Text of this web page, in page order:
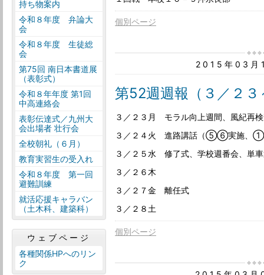
個別ページ
2015年03月
第52週週報（３／２３
３／２３月 モラル向上週間、風紀再
３／２４火 進路講話（⑤⑥実施、
３／２５水 修了式、学校週番会、単
３／２６木
３／２７金 離任式
３／２８土
個別ページ
持ち物案内
令和８年度 弁論大
会
令和８年度 生徒総
会
第75回 南日本書道展
（表彰式）
令和８年年度 第1回
中高連絡会
表彰伝達式／九州大
会出場者 壮行会
全校朝礼（６月）
教育実習生の受入れ
令和８年度 第一回
避難訓練
就活応援キャラバン
（土木科、建築科）
ウェブページ
各種関係HPへのリン
ク